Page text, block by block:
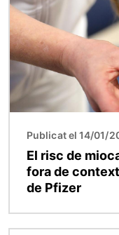
Publicat el 14/01/
El risc de
fora de
de Pfizer